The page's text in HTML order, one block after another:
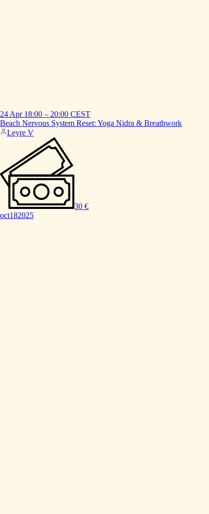
24 Apr 18:00 – 20:00 CEST
Beach Nervous System Reset: Yoga Nidra & Breathwork
Leyre V
30 €
oct182025